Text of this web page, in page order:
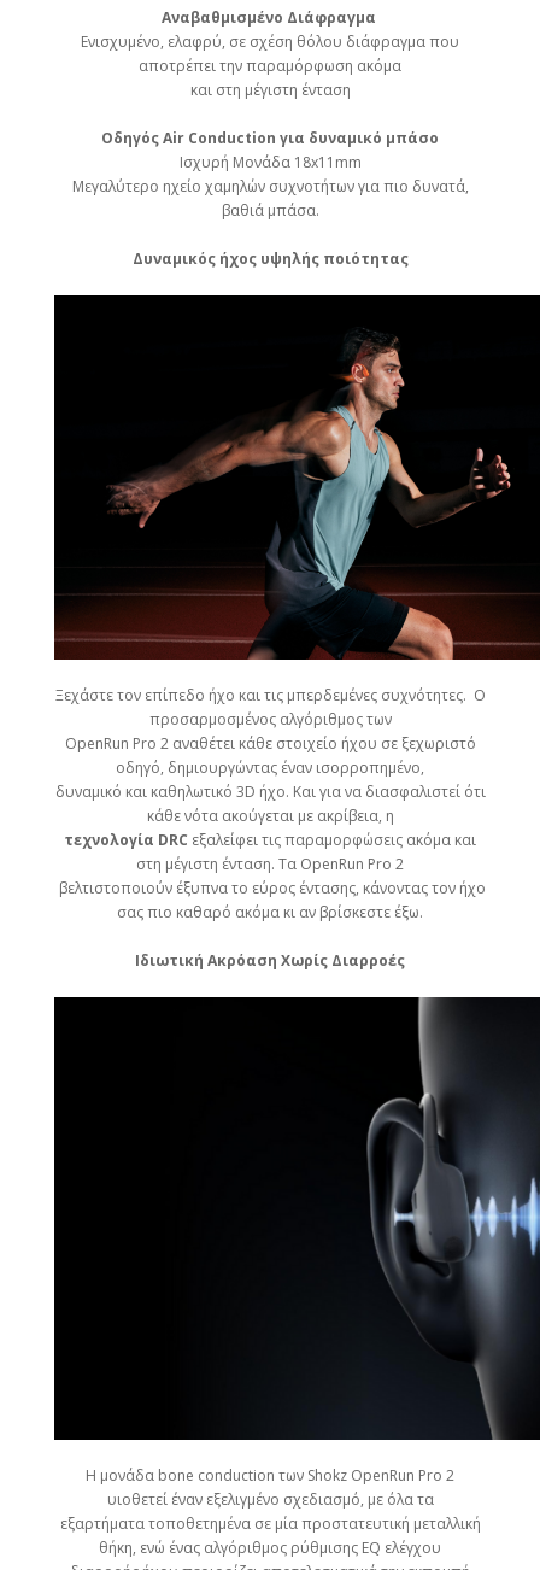
Αναβαθμισμένο Διάφραγμα
Ενισχυμένο, ελαφρύ, σε σχέση θόλου διάφραγμα που
αποτρέπει την παραμόρφωση ακόμα
και στη μέγιστη ένταση
Οδηγός Air Conduction για δυναμικό μπάσο
Ισχυρή Μονάδα 18x11mm
Μεγαλύτερο ηχείο χαμηλών συχνοτήτων για πιο δυνατά,
βαθιά μπάσα.
Δυναμικός ήχος υψηλής ποιότητας
Ξεχάστε τον επίπεδο ήχο και τις μπερδεμένες συχνότητες. Ο
προσαρμοσμένος αλγόριθμος των
OpenRun Pro 2 αναθέτει κάθε στοιχείο ήχου σε ξεχωριστό
οδηγό, δημιουργώντας έναν ισορροπημένο,
δυναμικό και καθηλωτικό 3D ήχο. Και για να διασφαλιστεί ότι
κάθε νότα ακούγεται με ακρίβεια, η
τεχνολογία DRC εξαλείφει τις παραμορφώσεις ακόμα και
στη μέγιστη ένταση. Τα OpenRun Pro 2
βελτιστοποιούν έξυπνα το εύρος έντασης, κάνοντας τον ήχο
σας πιο καθαρό ακόμα κι αν βρίσκεστε έξω.
Ιδιωτική Ακρόαση Χωρίς Διαρροές
Η μονάδα bone conduction των Shokz OpenRun Pro 2
υιοθετεί έναν εξελιγμένο σχεδιασμό, με όλα τα
εξαρτήματα τοποθετημένα σε μία προστατευτική μεταλλική
θήκη, ενώ ένας αλγόριθμος ρύθμισης EQ ελέγχου